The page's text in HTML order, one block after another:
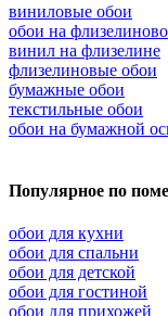
виниловые обои
обои на
винил на флизелине
флизелиновые обои
бумажные обои
текстильные обои
обои на бумажной
Популярное по
обои для кухни
обои для спальни
обои для детской
обои для гостиной
обои для прихожей